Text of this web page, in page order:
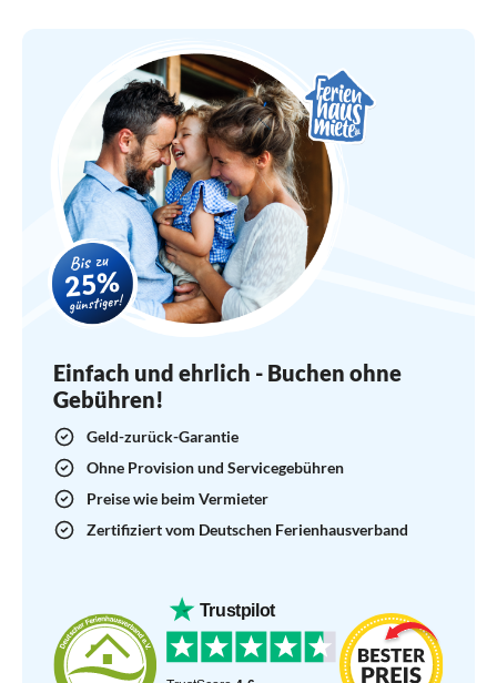
Einfach und ehrlich - Buchen ohne
Gebühren!
Geld-zurück-Garantie
Ohne Provision und Servicegebühren
Preise wie beim Vermieter
Zertifiziert vom Deutschen Ferienhausverband